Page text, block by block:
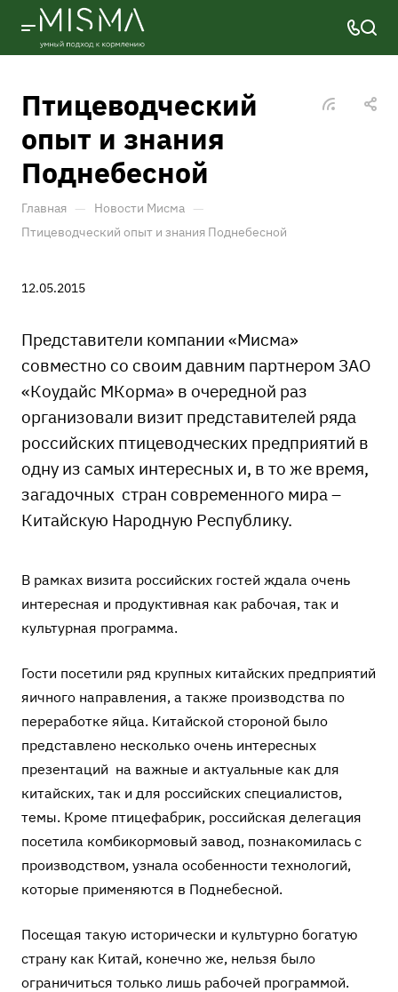
Птицеводческий
опыт и знания
Поднебесной
Главная — Новости Мисма —
Птицеводческий опыт и знания Поднебесной
12.05.2015
Представители компании «Мисма»
совместно со своим давним партнером ЗАО
«Коудайс МКорма» в очередной раз
организовали визит представителей ряда
российских птицеводческих предприятий в
одну из самых интересных и, в то же время,
загадочных стран современного мира –
Китайскую Народную Республику.
В рамках визита российских гостей ждала очень
интересная и продуктивная как рабочая, так и
культурная программа.
Гости посетили ряд крупных китайских предприятий
яичного направления, а также производства по
переработке яйца. Китайской стороной было
представлено несколько очень интересных
презентаций на важные и актуальные как для
китайских, так и для российских специалистов,
темы. Кроме птицефабрик, российская делегация
посетила комбикормовый завод, познакомилась с
производством, узнала особенности технологий,
которые применяются в Поднебесной.
Посещая такую исторически и культурно богатую
страну как Китай, конечно же, нельзя было
ограничиться только лишь рабочей программой.